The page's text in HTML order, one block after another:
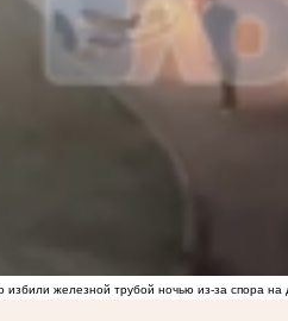
железной трубой ночью из-за спора на